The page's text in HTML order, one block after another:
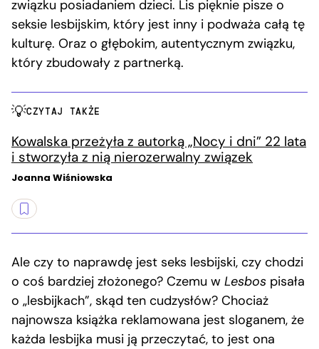
związku posiadaniem dzieci. Lis pięknie pisze o
seksie lesbijskim, który jest inny i podważa całą tę
kulturę. Oraz o głębokim, autentycznym związku,
który zbudowały z partnerką.
CZYTAJ TAKŻE
Kowalska przeżyła z autorką „Nocy i dni” 22 lata
i stworzyła z nią nierozerwalny związek
Joanna Wiśniowska
Ale czy to naprawdę jest seks lesbijski, czy chodzi
o coś bardziej złożonego? Czemu w Lesbos pisała
o „lesbijkach”, skąd ten cudzysłów? Chociaż
najnowsza książka reklamowana jest sloganem, że
każda lesbijka musi ją przeczytać, to jest ona